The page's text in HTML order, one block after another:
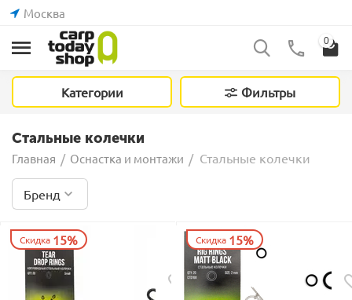
Москва
0
Категории Фильтры
Стальные колечки
Главная / Оснастка и монтажи / Стальные колечки
Бренд
Скидка 15% Скидка 15%